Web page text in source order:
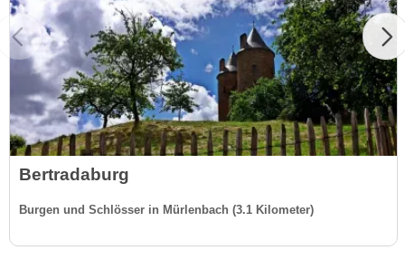
Bertradaburg
Burgen und Schlösser in Mürlenbach (3.1 Kilometer)